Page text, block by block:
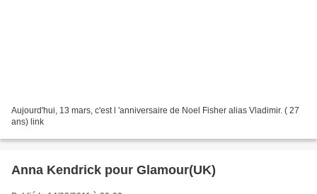
Aujourd'hui, 13 mars, c'est l 'anniversaire de Noel Fisher alias Vladimir. ( 27
ans) link
Anna Kendrick pour Glamour(UK)